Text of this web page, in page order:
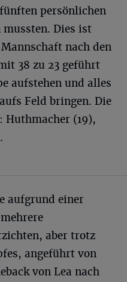
persönlichen
Dies ist
nach den
38 zu 23 geführt
aufstehen und alles
Feld bringen. Die
Huthmacher (19),
aufgrund einer
aber trotz
angeführt von
von Lea nach